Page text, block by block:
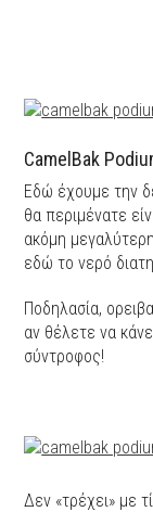
CamelBak
Εδώ έχουμε την
θα περιμένατε
ακόμη
εδώ το νερό
Ποδηλασία,
αν θέλετε να
σύντροφος!
Δεν «τρέχει» με